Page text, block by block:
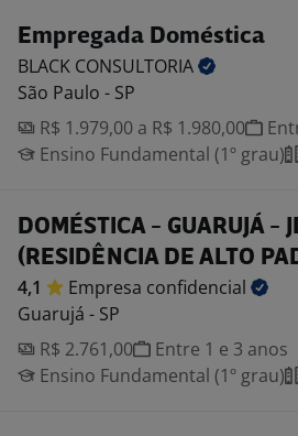
Empregada Doméstica
BLACK CONSULTORIA
São Paulo - SP
R$ 1.979,00 a R$ 1.980,00
Ensino Fundamental (1º grau)
DOMÉSTICA - GUARUJÁ -
(RESIDÊNCIA DE ALTO
4,1 Empresa confidencial
Guarujá - SP
R$ 2.761,00
Entre 1 e 3 anos
Ensino Fundamental (1º grau)